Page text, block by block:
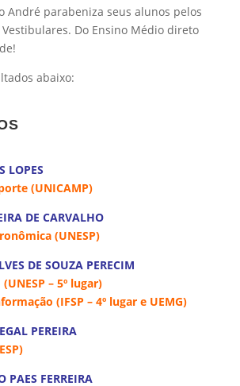
André parabeniza seus alunos pelos
Do Ensino Médio direto
abaixo:
LOPES
(UNICAMP)
DE CARVALHO
(UNESP)
DE SOUZA PERECIM
– 5º lugar)
(IFSP – 4º lugar e UEMG)
PEREIRA
PAES FERREIRA